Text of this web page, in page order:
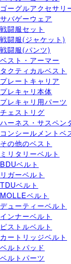
ゴーグルアクセサリ
サバゲーウェア
戦闘服セット
戦闘服(ジャケット)
戦闘服(パンツ)
ベスト・アーマー
タクティカルベスト
プレートキャリア
プレキャリ本体
プレキャリ用パーツ
チェストリグ
ハーネス・サスペン
コンシールメントベ
その他のベスト
ミリタリーベルト
BDUベルト
リガーベルト
TDUベルト
MOLLEベルト
デューティーベルト
インナーベルト
ピストルベルト
カートリッジベルト
ベルトパッド
ベルトパーツ